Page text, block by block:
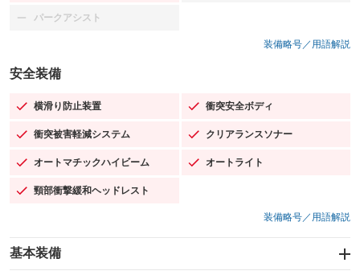
パークアシスト
：装備なし
装備略号／用語解説
安全装備
横滑り防止装置
：装備あり 衝突安全ボディ
：装備あり
衝突被害軽減システム
：装備あり クリアランスソナー
：装備あり
オートマチックハイビーム
：装備あり オートライト
：装備あり
頸部衝撃緩和ヘッドレスト
：装備あり
装備略号／用語解説
基本装備